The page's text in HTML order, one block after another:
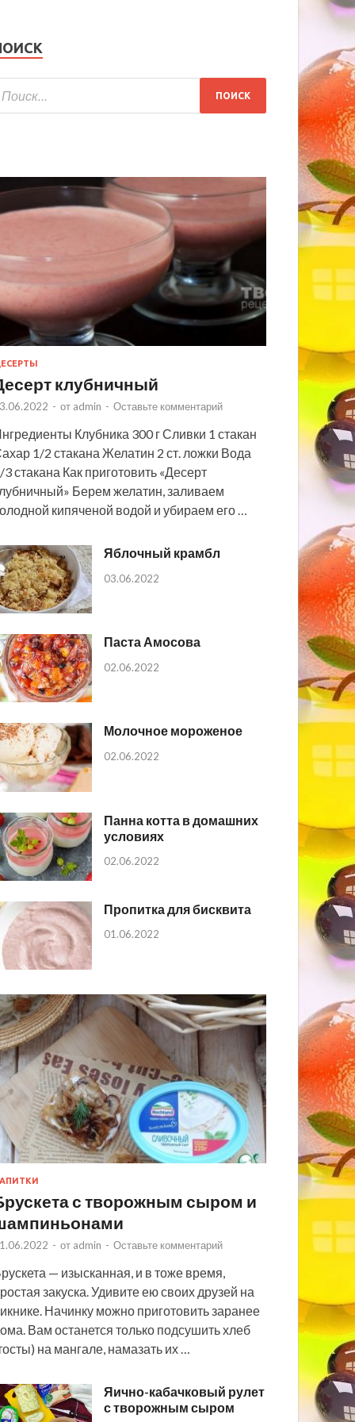
клубничный
- от admin - Оставьте комментарий
Клубника 300 г Сливки 1 стакан
1/2 стакана Желатин 2 ст. ложки Вода
3 стакана Как приготовить «Десерт
Берем желатин, заливаем
кипяченой водой и убираем его …
Яблочный крамбл
03.06.2022
Паста Амосова
02.06.2022
Молочное мороженое
02.06.2022
Панна котта в домашних
условиях
02.06.2022
Пропитка для бисквита
01.06.2022
с творожным сыром и
- от admin - Оставьте комментарий
— изысканная, и в тоже время,
закуска. Удивите ею своих друзей на
Начинку можно приготовить заранее
Вам останется только подсушить хлеб
на мангале, намазать их …
Яично-кабачковый рулет
с творожным сыром